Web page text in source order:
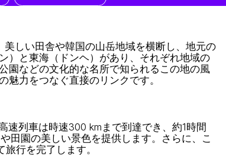
しい田舎や韓国の山岳地域を横断し、地元の
）と東海（ドンヘ）があり、それぞれ地域の
園などの文化的な名所で知られるこの地の風
力をつなぐ直接のリンクです。
速列車は時速300 kmまで到達でき、約1時間
田園の美しい景色を提供します。さらに、こ
行を完了します。